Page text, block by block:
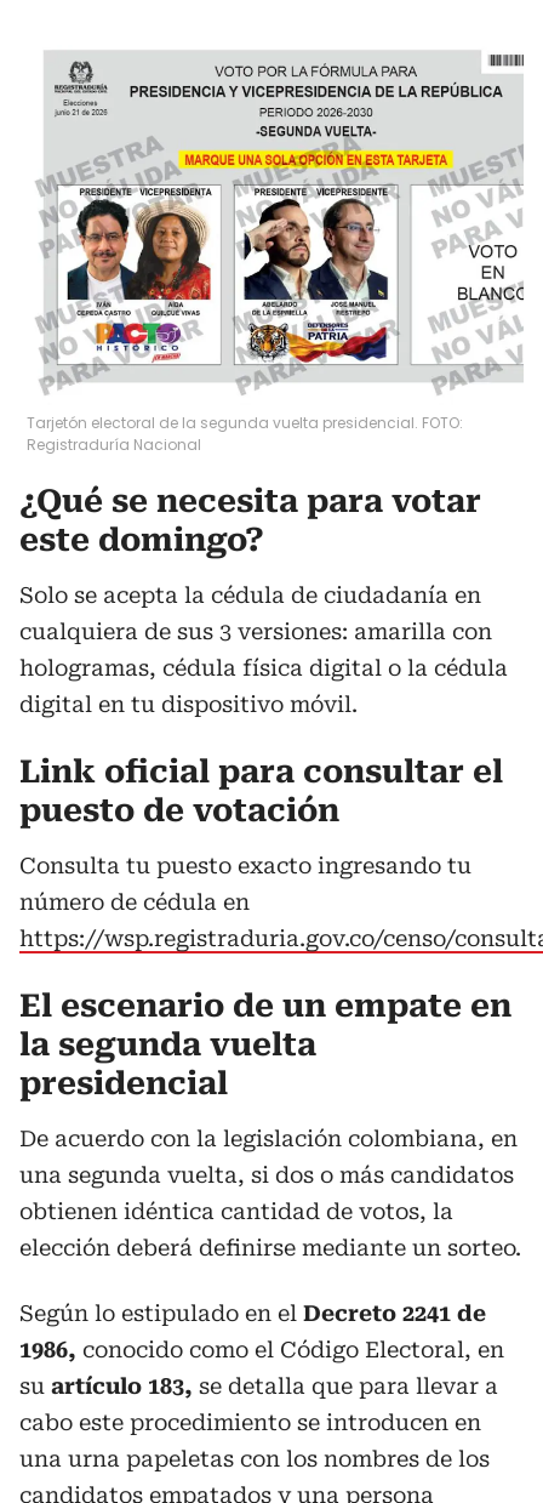
Tarjetón electoral de la segunda vuelta presidencial. FOTO:
Registraduría Nacional
¿Qué se necesita para votar
este domingo?
Solo se acepta la cédula de ciudadanía en
cualquiera de sus 3 versiones: amarilla con
hologramas, cédula física digital o la cédula
digital en tu dispositivo móvil.
Link oficial para consultar el
puesto de votación
Consulta tu puesto exacto ingresando tu
número de cédula en
https://wsp.registraduria.gov.co/censo/
El escenario de un empate en
la segunda vuelta
presidencial
De acuerdo con la legislación colombiana, en
una segunda vuelta, si dos o más candidatos
obtienen idéntica cantidad de votos, la
elección deberá definirse mediante un sorteo.
Según lo estipulado en el Decreto 2241 de
1986, conocido como el Código Electoral, en
su artículo 183, se detalla que para llevar a
cabo este procedimiento se introducen en
una urna papeletas con los nombres de los
candidatos empatados y una persona